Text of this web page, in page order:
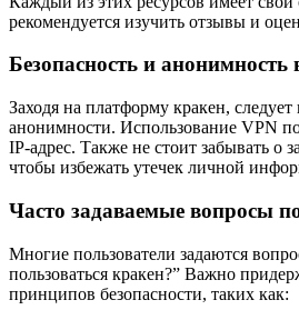
рекомендуется изучить отзывы и
Безопасность и анонимность
Заходя на платформу кракен,
анонимности. Использование VPN
IP-адрес. Также не стоит забывать о
чтобы избежать утечек личной
Часто задаваемые вопросы
Многие пользователи задаются
пользоваться кракен?” Важно
принципов безопасности, таких как: